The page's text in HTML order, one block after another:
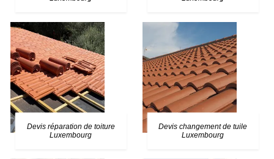
Devis réparation de toiture
Luxembourg
Devis changement de tuile
Luxembourg